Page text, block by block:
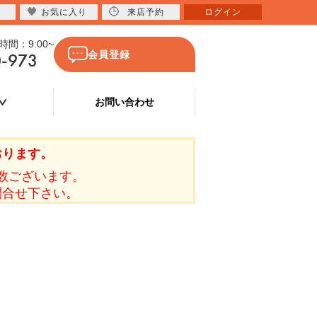
間：9:00~
973 会員登録
お問い合わせ
ます。
ざいます。
せ下さい。
お気に入り 来店予約 ログイン